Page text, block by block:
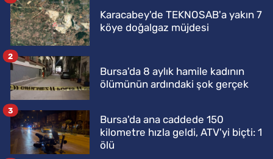
Karacabey'de TEKNOSAB'a yakın 7
köye doğalgaz müjdesi
Bursa'da 8 aylık hamile kadının
ölümünün ardındaki şok gerçek
2
Bursa'da ana caddede 150
kilometre hızla geldi, ATV'yi biçti: 1
ölü
3